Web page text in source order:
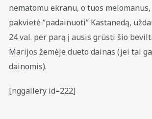
nematomu ekranu, o tuos
pakvietė “padainuoti” Kastanedą,
24 val. per parą į ausis grūsti šio
Marijos žemėje dueto dainas (jei tai
dainomis).
[nggallery id=222]